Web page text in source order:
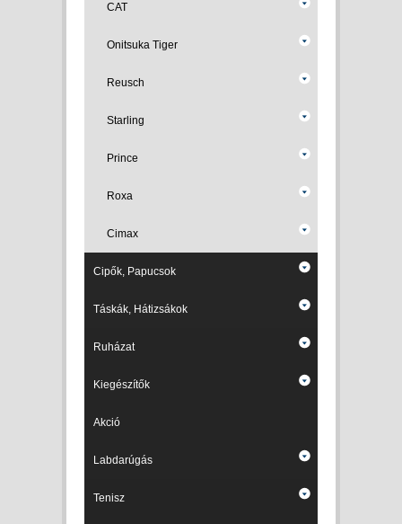
CAT
Onitsuka Tiger
Reusch
Starling
Prince
Roxa
Cimax
Cipők, Papucsok
Táskák, Hátizsákok
Ruházat
Kiegészítők
Akció
Labdarúgás
Tenisz